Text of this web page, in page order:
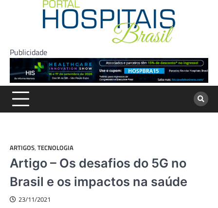
Publicidade
ARTIGOS, TECNOLOGIA
Artigo – Os desafios do 5G no
Brasil e os impactos na saúde
23/11/2021